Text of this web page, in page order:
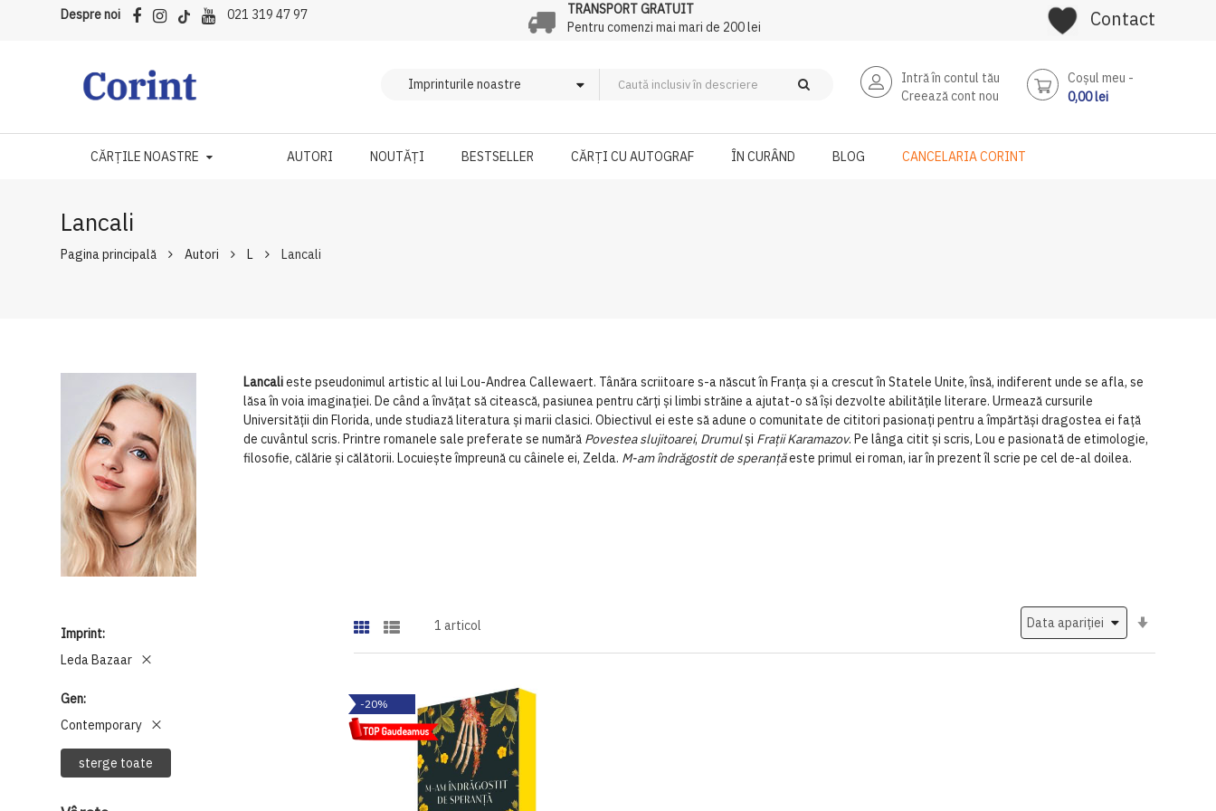
Despre noi 021 319 47 97
TRANSPORT GRATUIT
Pentru comenzi mai mari de 200 lei
Contact
Intră în contul tău
Creează cont nou
Coşul meu
0,00 lei
CĂRȚILE NOASTRE AUTORI NOUTĂȚI BESTSELLER CĂRȚI CU AUTOGRAF ÎN CURÂND BLOG CANCELARIA CORINT
Lancali
Pagina principală Autori L Lancali
Lancalieste pseudonimul artistic al lui Lou-Andrea Callewaert. Tânăra scriitoare s-a născut în Franța și a crescut în Statele Unite, însă, indiferent unde se afla, se
lăsa în voia imaginației. De când a învățat să citească, pasiunea pentru cărți și limbi străine a ajutat-o să își dezvolte abilitățile literare. Urmează cursurile
Universității din Florida, unde studiază literatura și marii clasici. Obiectivul ei este să adune o comunitate de cititori pasionați pentru a împărtăși dragostea ei față
de cuvântul scris. Printre romanele sale preferate se numără Povestea slujitoarei, Drumulși Frații Karamazov. Pe lânga citit și scris, Lou e pasionată de etimologie,
filosofie, călărie și călătorii. Locuiește împreună cu câinele ei, Zelda. M-am îndrăgostit de speranțăeste primul ei roman, iar în prezent îl scrie pe cel de-al doilea.
Imprint
Leda Bazaar
Gen
Contemporary
sterge toate
1 articol
-20%